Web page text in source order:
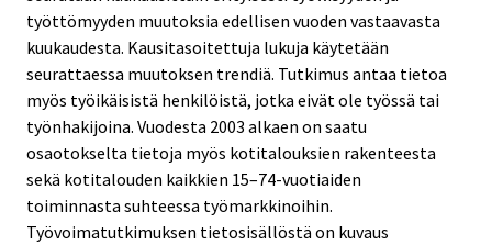
työttömyyden muutoksia edellisen vuoden vastaavasta
kuukaudesta. Kausitasoitettuja lukuja käytetään
seurattaessa muutoksen trendiä. Tutkimus antaa tietoa
myös työikäisistä henkilöistä, jotka eivät ole työssä tai
työnhakijoina. Vuodesta 2003 alkaen on saatu
osaotokselta tietoja myös kotitalouksien rakenteesta
sekä kotitalouden kaikkien 15–74-vuotiaiden
toiminnasta suhteessa työmarkkinoihin.
Työvoimatutkimuksen tietosisällöstä on kuvaus